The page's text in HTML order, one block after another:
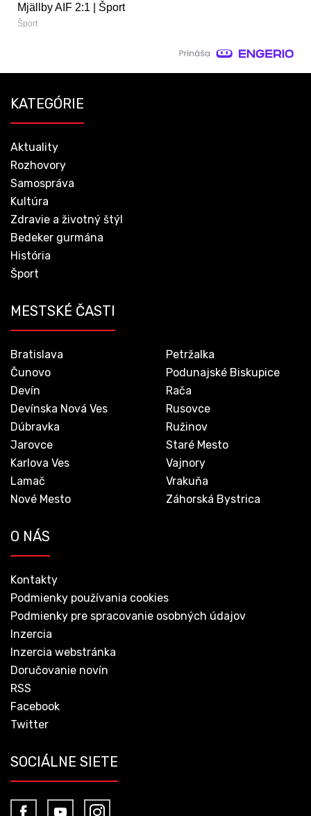
Mjällby AIF 2:1 | Šport
Šport
KATEGÓRIE
Aktuality
Rozhovory
Samospráva
Kultúra
Zdravie a životný štýl
Bedeker gurmána
História
Šport
MESTSKÉ ČASTI
Bratislava
Čunovo
Devín
Devínska Nová Ves
Dúbravka
Jarovce
Karlova Ves
Lamač
Nové Mesto
Petržalka
Podunajské Biskupice
Rača
Rusovce
Ružinov
Staré Mesto
Vajnory
Vrakuňa
Záhorská Bystrica
O NÁS
Kontakty
Podmienky používania cookies
Podmienky pre spracovanie osobných údajov
Inzercia
Inzercia webstránka
Doručovanie novín
RSS
Facebook
Twitter
SOCIÁLNE SIETE